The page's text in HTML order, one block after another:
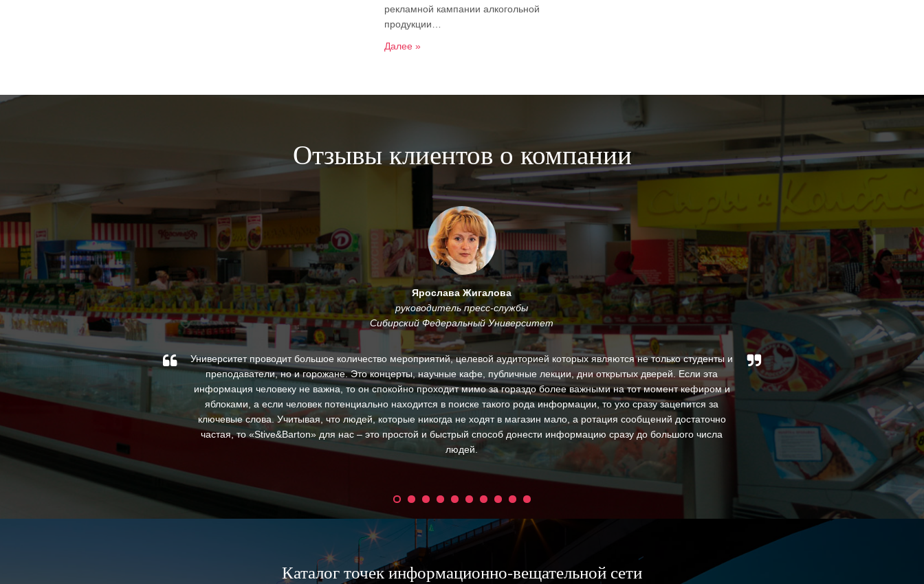
рекламной кампании алкогольной
продукции…
Далее »
Отзывы клиентов о компании
специальным проектам.
Ярослава Жигалова
руководитель пресс-службы
Сибирский Федеральный Университет
Университет проводит большое количество мероприятий, целевой аудиторией которых являются не только студенты и
преподаватели, но и горожане. Это концерты, научные кафе, публичные лекции, дни открытых дверей. Если эта
информация человеку не важна, то он спокойно проходит мимо за гораздо более важными на тот момент кефиром и
яблоками, а если человек потенциально находится в поиске такого рода информации, то ухо сразу зацепится за
ключевые слова. Учитывая, что людей, которые никогда не ходят в магазин мало, а ротация сообщений достаточно
частая, то «Stive&Barton» для нас – это простой и быстрый способ донести информацию сразу до большого числа
людей.
За время нашей
высокими
квалифицированы и
В процессе своей
оперативность в
Каталог точек информационно-вещательной сети